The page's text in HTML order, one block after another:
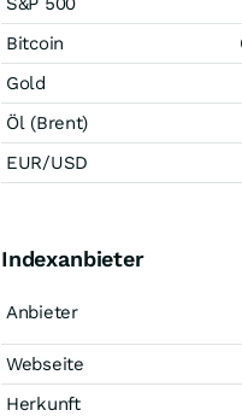
Bitcoin
Gold
Öl (Brent)
EUR/USD
Indexanbieter
Anbieter
Webseite
Herkunft